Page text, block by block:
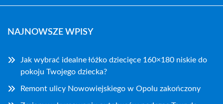
NAJNOWSZE WPISY
Jak wybrać idealne łóżko dziecięce 160×180 niskie do
pokoju Twojego dziecka?
Remont ulicy Nowowiejskiego w Opolu zakończony